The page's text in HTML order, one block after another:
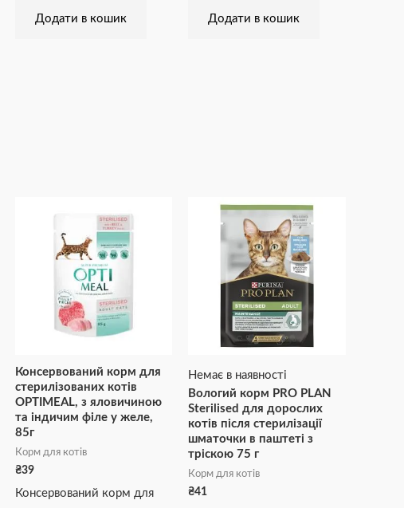
Додати в кошик Додати в кошик
Консервований корм для
стерилізованих котів
OPTIMEAL, з яловичиною
та індичим філе у желе,
85г
Корм для котів
₴39
Консервований корм для
Немає в наявності
Вологий корм PRO PLAN
Sterilised для дорослих
котів після стерилізації
шматочки в паштеті з
тріскою 75 г
Корм для котів
₴41